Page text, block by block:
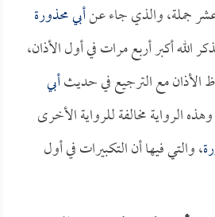
جملة، والذي جاء عنأبي محذورة
الله أكبر أربع مرات في أول الأذان،
الأذان مع الترجيع في حديثأبي
الرواية مخالفة للرواية الأخرى
، والتي فيها أن التكبيرات في أول